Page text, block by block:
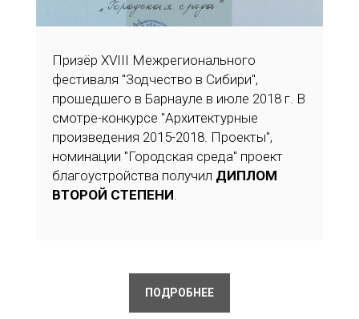
Призёр XVIII Межрегионального
фестиваля "Зодчество в Сибири",
прошедшего в Барнауле в июле 2018 г. В
смотре-конкурсе "Архитектурные
произведения 2015-2018. Проекты",
номинации "Городская среда" проект
благоустройства получил ДИПЛОМ
ВТОРОЙ СТЕПЕНИ.
ПОДРОБНЕЕ